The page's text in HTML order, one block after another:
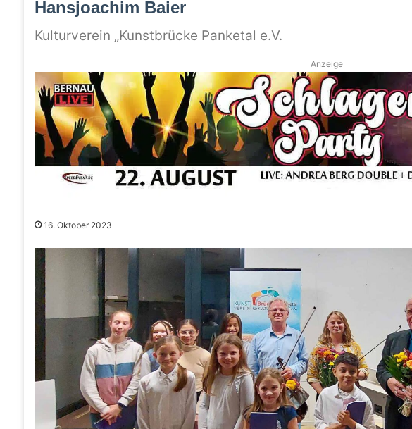
Hansjoachim Baier
Kulturverein „Kunstbrücke Panketal e.V.
Anzeige
16. Oktober 2023